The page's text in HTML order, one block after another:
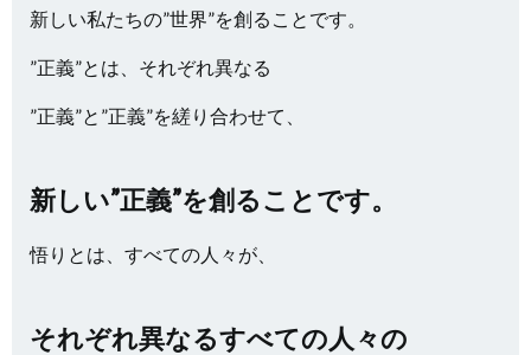
新しい私たちの”世界”を創ることです。
”正義”とは、それぞれ異なる
”正義”と”正義”を縒り合わせて、
新しい”正義”を創ることです。
悟りとは、すべての人々が、
それぞれ異なるすべての人々の